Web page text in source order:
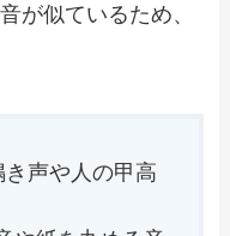
が似ているため、
き声や人の甲高